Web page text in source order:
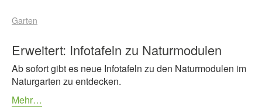
Garten
Erweitert: Infotafeln zu Naturmodulen
Ab sofort gibt es neue Infotafeln zu den Naturmodulen im
Naturgarten zu entdecken.
Mehr…